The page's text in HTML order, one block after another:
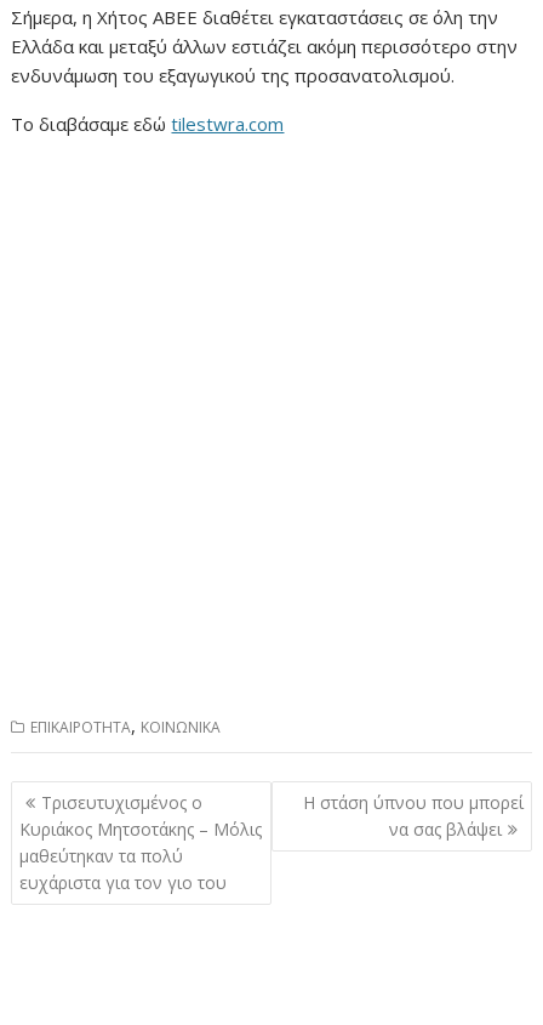
Σήμερα, η Χήτος ΑΒΕΕ διαθέτει εγκαταστάσεις σε όλη την
Ελλάδα και μεταξύ άλλων εστιάζει ακόμη περισσότερο στην
ενδυνάμωση του εξαγωγικού της προσανατολισμού.
Το διαβάσαμε εδώtilestwra.com
ΕΠΙΚΑΙΡΟΤΗΤΑ, ΚΟΙΝΩΝΙΚΑ
Πλοήγηση
άρθρων
Τρισευτυχισμένος ο
Κυριάκος Μητσοτάκης – Μόλις
μαθεύτηκαν τα πολύ
ευχάριστα για τον γιο του
Η στάση ύπνου που μπορεί
να σας βλάψει